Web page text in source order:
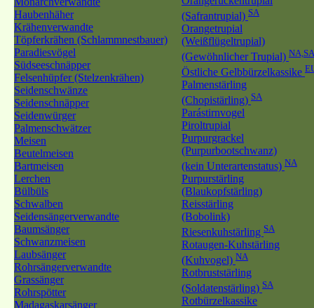
Haubenhäher
Krähenverwandte
Töpferkrähen (Schlammnestbauer)
Paradiesvögel
Südseeschnäpper
Felsenhüpfer (Stelzenkrähen)
Seidenschwänze
Seidenschnäpper
Seidenwürger
Palmenschwätzer
Meisen
Beutelmeisen
Bartmeisen
Lerchen
Bülbüls
Schwalben
Seidensängerverwandte
Baumsänger
Schwanzmeisen
Laubsänger
Rohrsängerverwandte
Grassänger
Rohrspötter
Madagaskarsänger
(Safrantrupial) SA
Orangetrupial
(Weißflügeltrupial)
(Gewöhnlicher Trupial) NA,SA
Östliche Gelbbürzelkassike
Palmenstärling
(Chopistärling) SA
Parástirnvogel
Piroltrupial
Purpurgrackel
(Purpurbootschwanz)
(kein Unterartenstatus) NA
Purpurstärling
(Blaukopfstärling)
Reisstärling
(Bobolink)
Riesenkuhstärling SA
Rotaugen-Kuhstärling
(Kuhvogel) NA
Rotbruststärling
(Soldatenstärling) SA
Rotbürzelkassike